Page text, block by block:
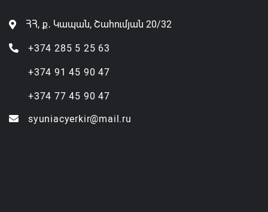
ՀՀ, ք․ Կապան, Շահումյան 20/32
+374 285 5 25 63
+374 91 45 90 47
+374 77 45 90 47
syuniacyerkir@mail.ru